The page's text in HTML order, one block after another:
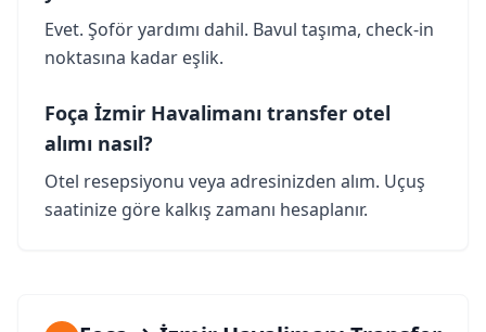
Evet. Şoför yardımı dahil. Bavul taşıma, check-in
noktasına kadar eşlik.
Foça İzmir Havalimanı transfer otel
alımı nasıl?
Otel resepsiyonu veya adresinizden alım. Uçuş
saatinize göre kalkış zamanı hesaplanır.